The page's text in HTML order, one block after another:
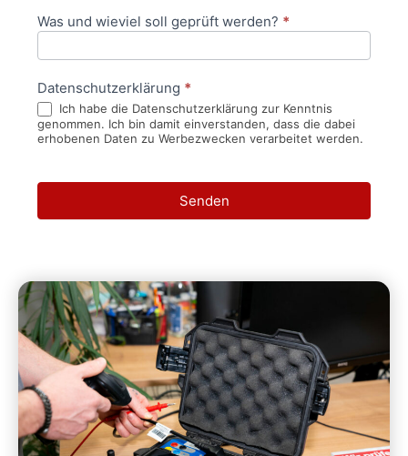
Was und wieviel soll geprüft werden? *
Datenschutzerklärung *
Ich habe die Datenschutzerklärung zur Kenntnis
genommen. Ich bin damit einverstanden, dass die dabei
erhobenen Daten zu Werbezwecken verarbeitet werden.
Senden